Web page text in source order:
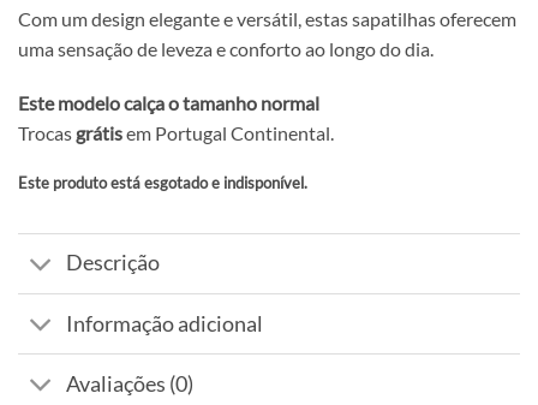
Com um design elegante e versátil, estas sapatilhas oferecem
uma sensação de leveza e conforto ao longo do dia.
Este modelo calça o tamanho normal
Trocas grátisem Portugal Continental.
Este produto está esgotado e indisponível.
Alternative:
Descrição
Informação adicional
Avaliações (0)